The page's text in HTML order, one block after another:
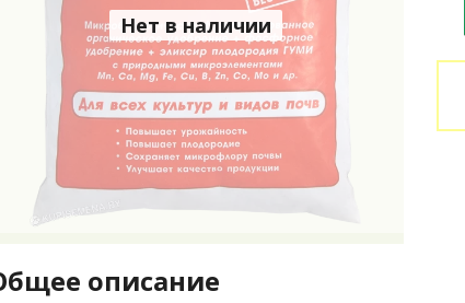
Нет в наличии
описание